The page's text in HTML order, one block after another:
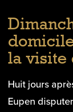
la visite
Huit jours
Eupen